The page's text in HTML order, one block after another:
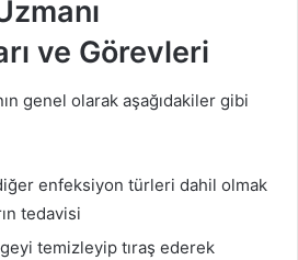
ve Görevleri
genel olarak aşağıdakiler gibi
enfeksiyon türleri dahil olmak
tedavisi
temizleyip tıraş ederek